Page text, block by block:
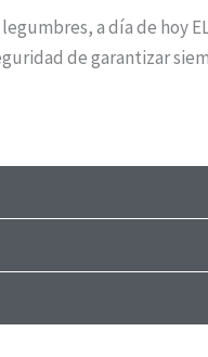
a día de hoy
de garantizar